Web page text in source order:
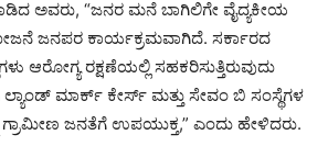
ಅವರು, “ಜನರ ಮನೆ ಬಾಗಿಲಿಗೇ ವೈದ್ಯಕೀಯ
ಜನಪರ ಕಾರ್ಯಕ್ರಮವಾಗಿದೆ. ಸರ್ಕಾರದ
ಆರೋಗ್ಯ ರಕ್ಷಣೆಯಲ್ಲಿ ಸಹಕರಿಸುತ್ತಿರುವುದು
ಮಾರ್ಕ್ ಕೇರ್ಸ್ ಮತ್ತು ಸೇವಂ ಬಿ ಸಂಸ್ಥೆಗಳ
ಜನತೆಗೆ ಉಪಯುಕ್ತ,” ಎಂದು ಹೇಳಿದರು.